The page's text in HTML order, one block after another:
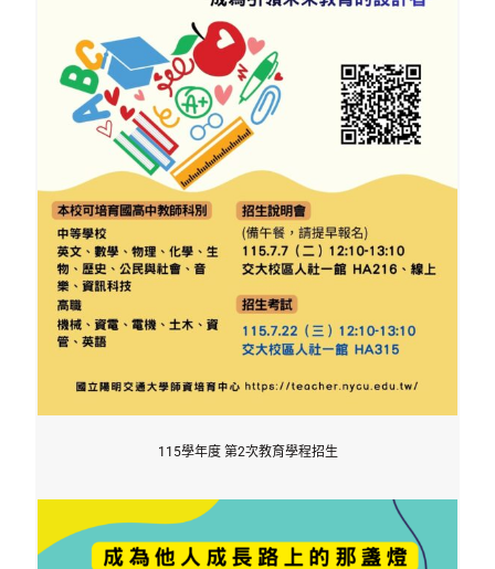
115學年度 第2次教育學程招生